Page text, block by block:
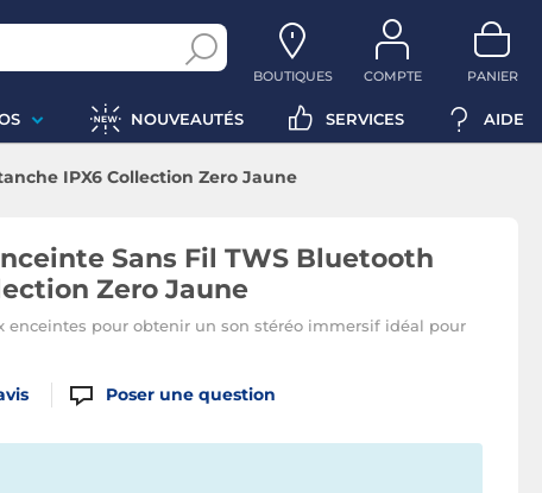
BOUTIQUES COMPTE PANIER
NOUVEAUTÉS SERVICES AIDE
IPX6 Collection Zero Jaune
Sans Fil TWS Bluetooth
Zero Jaune
enceintes pour obtenir un son stéréo immersif idéal pour
Poser une question